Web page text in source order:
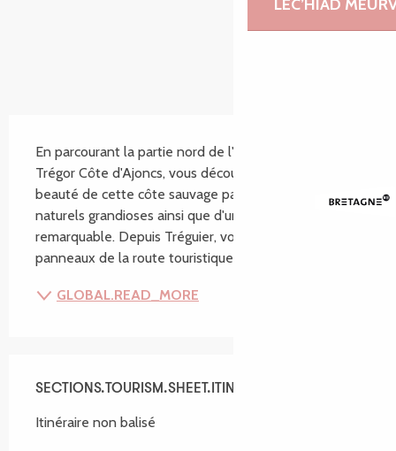
LEC’HIAD
En parcourant la partie nord de l'itinéraire touristique
Trégor Côte d'Ajoncs, vous découvrirez toute la
beauté de cette côte sauvage parsemée de sites
naturels grandioses ainsi que d'un patrimoine culturel
remarquable. Depuis Tréguier, vous suivez les
panneaux de la route touristique "Trégor Côte...
GLOBAL.READ_MORE
SECTIONS.TOURISM.SHEET.ITINERARY.ROUTEMARKING
Itinéraire non balisé